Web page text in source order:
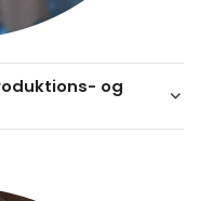
og
keyboard_arrow_down